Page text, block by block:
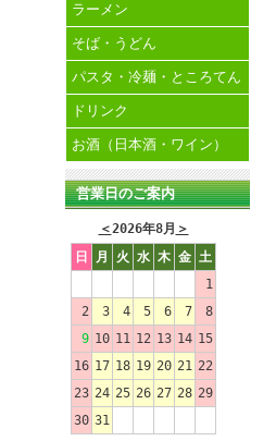
ラーメン
そば・うどん
パスタ・冷麺・ところてん
ドリンク
お酒（日本酒・ワイン）
営業日のご案内
＜2026年8月 ＞
日
月 火 水 木 金 土
1
2
3 4 5 6 7
8
9 10 11 12 13 14 15
16 17 18 19 20 21 22
23 24 25 26 27 28 29
30 31